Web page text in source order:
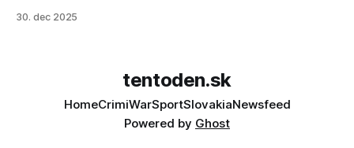
30. dec 2025
tentoden.sk
HomeCrimiWarSportSlovakiaNewsfeed
Powered by Ghost